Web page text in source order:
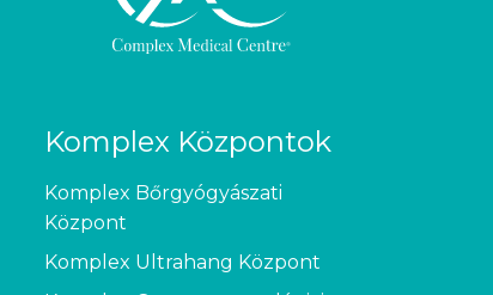
Komplex Központok
Komplex Bőrgyógyászati
Központ
Komplex Ultrahang Központ